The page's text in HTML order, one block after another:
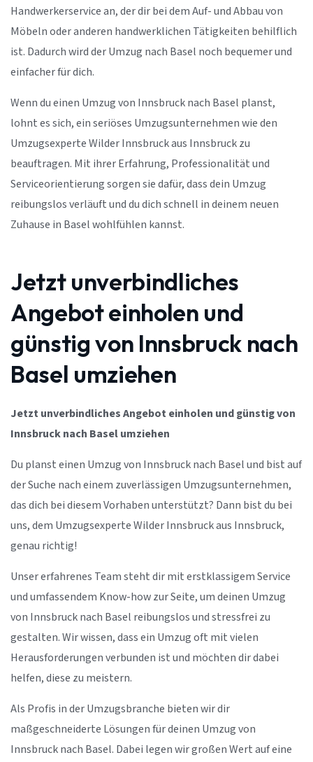
Handwerkerservice an, der dir bei dem Auf- und Abbau von
Möbeln oder anderen handwerklichen Tätigkeiten behilflich
ist. Dadurch wird der Umzug nach Basel noch bequemer und
einfacher für dich.
Wenn du einen Umzug von Innsbruck nach Basel planst,
lohnt es sich, ein seriöses Umzugsunternehmen wie den
Umzugsexperte Wilder Innsbruck aus Innsbruck zu
beauftragen. Mit ihrer Erfahrung, Professionalität und
Serviceorientierung sorgen sie dafür, dass dein Umzug
reibungslos verläuft und du dich schnell in deinem neuen
Zuhause in Basel wohlfühlen kannst.
Jetzt unverbindliches
Angebot einholen und
günstig von Innsbruck nach
Basel umziehen
Jetzt unverbindliches Angebot einholen und günstig von
Innsbruck nach Basel umziehen
Du planst einen Umzug von Innsbruck nach Basel und bist auf
der Suche nach einem zuverlässigen Umzugsunternehmen,
das dich bei diesem Vorhaben unterstützt? Dann bist du bei
uns, dem Umzugsexperte Wilder Innsbruck aus Innsbruck,
genau richtig!
Unser erfahrenes Team steht dir mit erstklassigem Service
und umfassendem Know-how zur Seite, um deinen Umzug
von Innsbruck nach Basel reibungslos und stressfrei zu
gestalten. Wir wissen, dass ein Umzug oft mit vielen
Herausforderungen verbunden ist und möchten dir dabei
helfen, diese zu meistern.
Als Profis in der Umzugsbranche bieten wir dir
maßgeschneiderte Lösungen für deinen Umzug von
Innsbruck nach Basel. Dabei legen wir großen Wert auf eine